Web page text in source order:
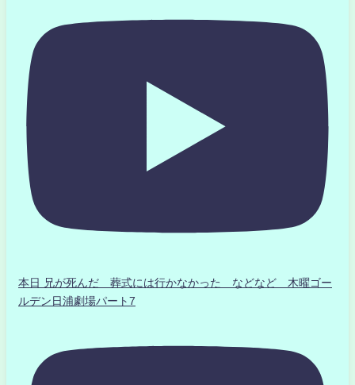
本日 兄が死んだ 葬式には行かなかった などなど 木曜ゴー
ルデン日浦劇場パート7